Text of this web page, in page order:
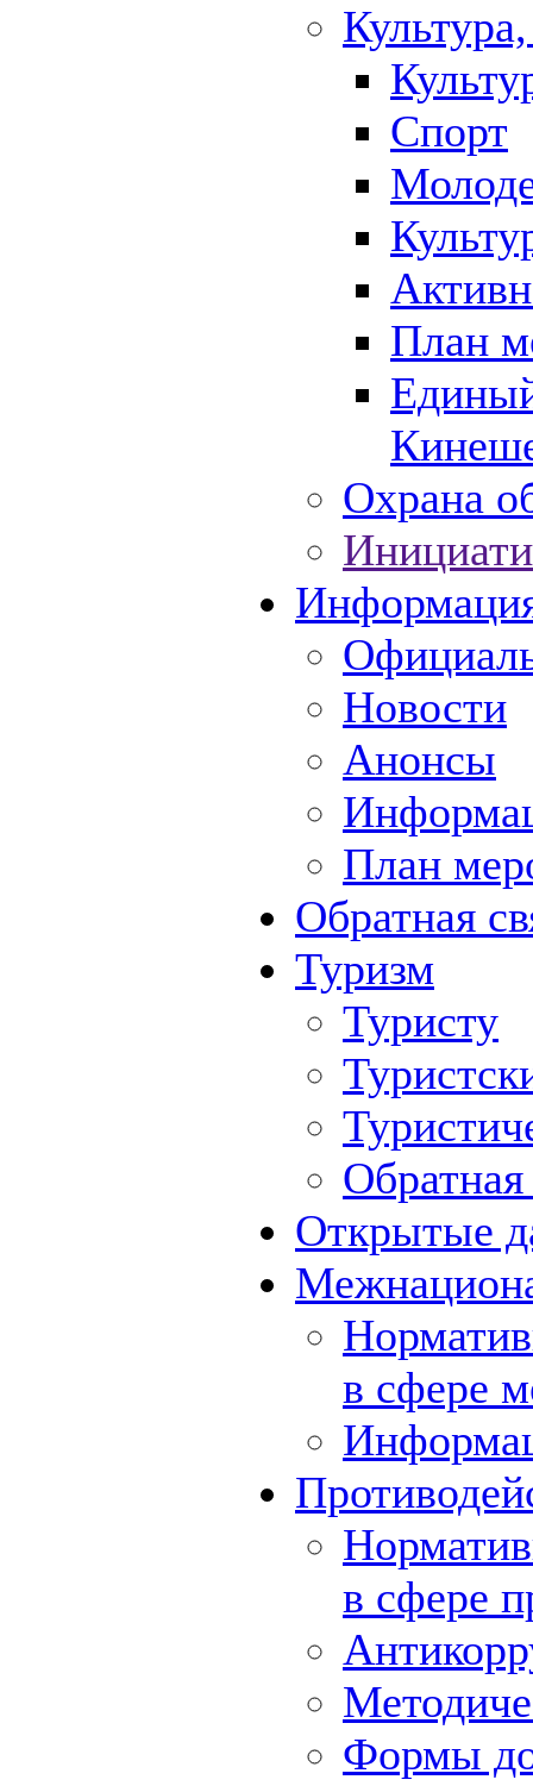
Спорт
План
Охрана
Новости
Анонсы
План
Обратная
Туризм
Туристу
Обратная
Открытые
в сфере
в сфере
Формы